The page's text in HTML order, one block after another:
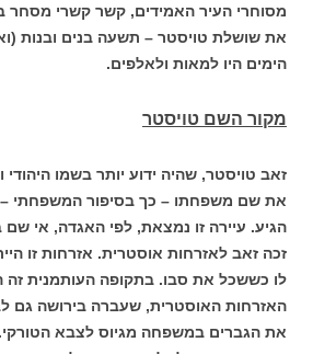
מסוחרי העיר האמידים, קשר קשרי מסחר
את שושלת טויסטר – תשעה בנים ובנות
הימים היו למאות ולאלפים.
מקור השם טויסטר
זאב טויסטר, שהיה ידוע יותר בשמו היהודי
את שם משפחתו – כך בסיפור המשפחתי –
הגיע. עיירה זו נמצאת, לפי האגדה, אי
זכה זאב לאזרחות אוסטרית. אזרחות זו
לו כששכל את סבו. בתקופה העותמנית זה
האזרחות האוסטרית, שעברה בירושה גם
את הגברים במשפחה מגיוס לצבא